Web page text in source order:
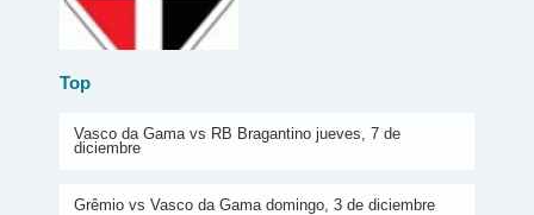
Top
Vasco da Gama vs RB Bragantino jueves, 7 de
diciembre
Grêmio vs Vasco da Gama domingo, 3 de diciembre